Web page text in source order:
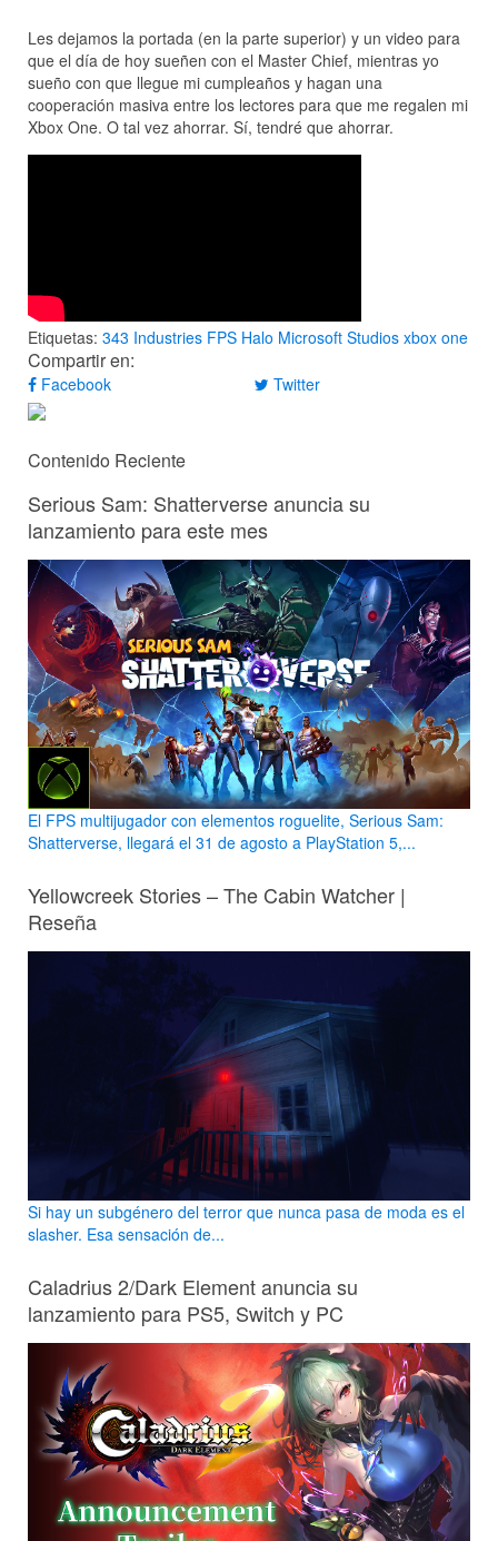
Les dejamos la portada (en la parte superior) y un video para
que el día de hoy sueñen con el Master Chief, mientras yo
sueño con que llegue mi cumpleaños y hagan una
cooperación masiva entre los lectores para que me regalen mi
Xbox One. O tal vez ahorrar. Sí, tendré que ahorrar.
Etiquetas: 343 Industries FPS Halo Microsoft Studios xbox one
Compartir en:
Facebook Twitter
Contenido Reciente
Serious Sam: Shatterverse anuncia su
lanzamiento para este mes
El FPS multijugador con elementos roguelite, Serious Sam:
Shatterverse, llegará el 31 de agosto a PlayStation 5,...
Yellowcreek Stories – The Cabin Watcher |
Reseña
Si hay un subgénero del terror que nunca pasa de moda es el
slasher. Esa sensación de...
Caladrius 2/Dark Element anuncia su
lanzamiento para PS5, Switch y PC